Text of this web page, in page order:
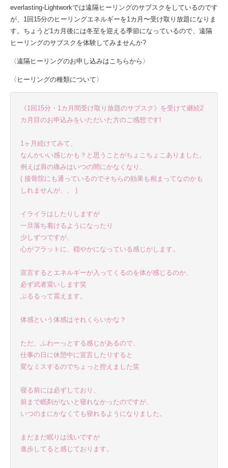
everlasting-Lightworkでは遠隔ヒーリングのサブスクをしているのです
が、1回15分のヒーリングエネルギーを1カ月〜受け取り放題になりま
す。ちょうど1カ月後には冬至を迎える季節になっているので、遠隔
ヒーリングのサブスクを体験してみませんか?
〈遠隔ヒーリングのお申し込みはこちらから〉
〈ヒーリングの種類について〉
《1回15分・1カ月間受け取り放題のサブスク》を受けて継続2
カ月目のお申込みをいただいた方のご感想です!
1ヶ月続けてみて、
なんかいい感じかも？と思うことがちょこちょこありました。
例えば肩の痛みはいつの間にかなくなり、
( 接骨院にも通っているのでそちらの効果も相まってなのかも
しれませんが、、 )
イライラはしたりしますが
一旦落ち着けるようになったり
少しずつですが、
心がフラットに、穏やかになっている感じがします。
宣言するとエネルギーが入ってくるのを体が感じるのか、
必ず武者震いします笑
ぶるるって震えます。
体感という体感はそれくらいかな？
ただ、ふわーっとする感じがあるので、
仕事の日に休憩中に宣言したりすると
変なミスするのでちょっと控えました笑
寝る前には必ずしており、
前まで眠剤がないと寝れなかったのですが、
いつのまにかなくても寝れるようになりました。
まだまだ眠りは浅いですが
進歩してると感じております。